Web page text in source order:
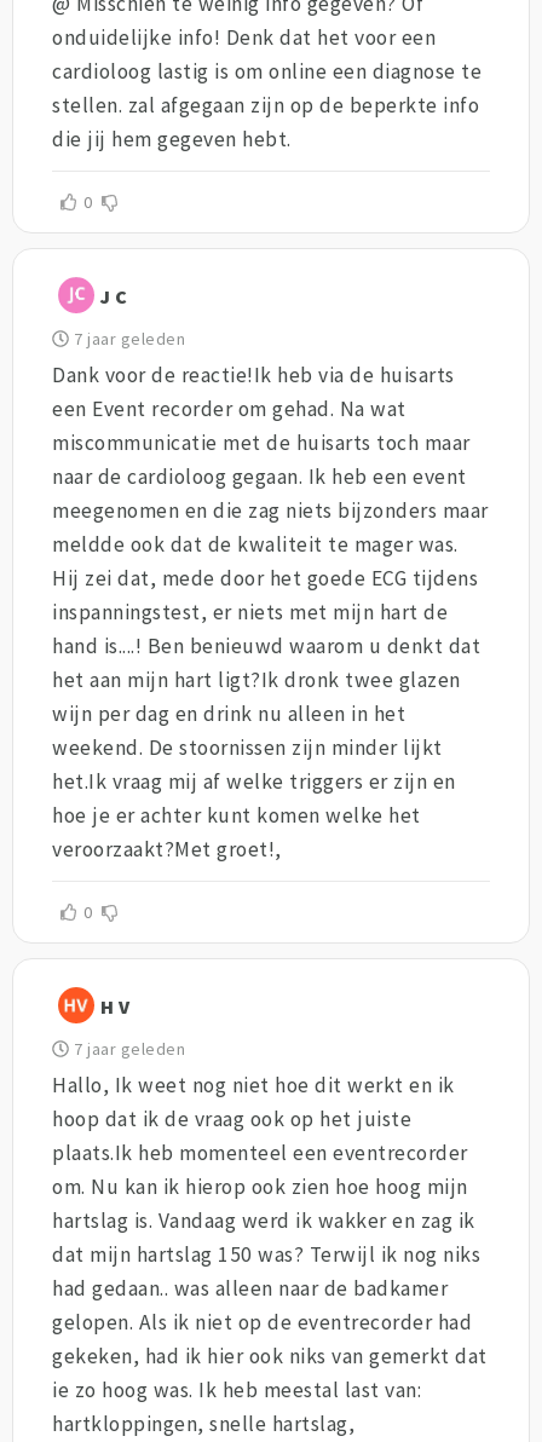
onduidelijke info! Denk dat het voor een
cardioloog lastig is om online een diagnose te
stellen. zal afgegaan zijn op de beperkte info
die jij hem gegeven hebt.
0
J C
7 jaar geleden
Dank voor de reactie!Ik heb via de huisarts
een Event recorder om gehad. Na wat
miscommunicatie met de huisarts toch maar
naar de cardioloog gegaan. Ik heb een event
meegenomen en die zag niets bijzonders maar
meldde ook dat de kwaliteit te mager was.
Hij zei dat, mede door het goede ECG tijdens
inspanningstest, er niets met mijn hart de
hand is....! Ben benieuwd waarom u denkt dat
het aan mijn hart ligt?Ik dronk twee glazen
wijn per dag en drink nu alleen in het
weekend. De stoornissen zijn minder lijkt
het.Ik vraag mij af welke triggers er zijn en
hoe je er achter kunt komen welke het
veroorzaakt?Met groet!,
0
H V
7 jaar geleden
Hallo, Ik weet nog niet hoe dit werkt en ik
hoop dat ik de vraag ook op het juiste
plaats.Ik heb momenteel een eventrecorder
om. Nu kan ik hierop ook zien hoe hoog mijn
hartslag is. Vandaag werd ik wakker en zag ik
dat mijn hartslag 150 was? Terwijl ik nog niks
had gedaan.. was alleen naar de badkamer
gelopen. Als ik niet op de eventrecorder had
gekeken, had ik hier ook niks van gemerkt dat
ie zo hoog was. Ik heb meestal last van:
hartkloppingen, snelle hartslag,